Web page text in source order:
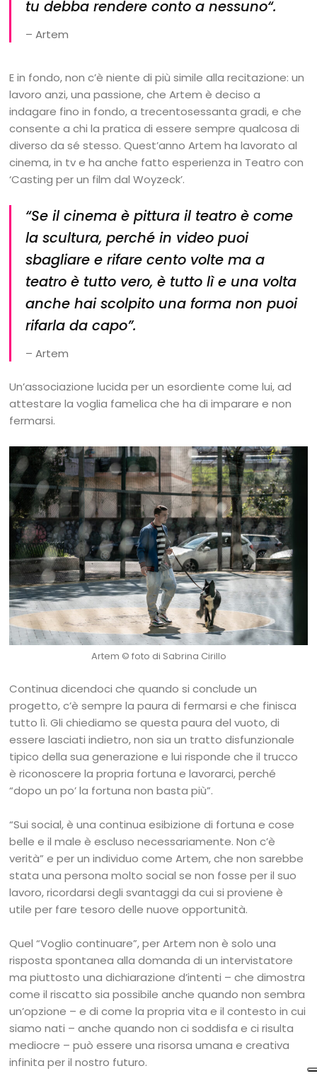
tu debba rendere conto a nessuno“.
– Artem
E in fondo, non c’è niente di più simile alla recitazione: un
lavoro anzi, una passione, che Artem è deciso a
indagare fino in fondo, a trecentosessanta gradi, e che
consente a chi la pratica di essere sempre qualcosa di
diverso da sé stesso. Quest’anno Artem ha lavorato al
cinema, in tv e ha anche fatto esperienza in Teatro con
‘Casting per un film dal Woyzeck’.
“Se il cinema è pittura il teatro è come
la scultura, perché in video puoi
sbagliare e rifare cento volte ma a
teatro è tutto vero, è tutto lì e una volta
anche hai scolpito una forma non puoi
rifarla da capo”.
– Artem
Un’associazione lucida per un esordiente come lui, ad
attestare la voglia famelica che ha di imparare e non
fermarsi.
Artem © foto di Sabrina Cirillo
Continua dicendoci che quando si conclude un
progetto, c’è sempre la paura di fermarsi e che finisca
tutto lì. Gli chiediamo se questa paura del vuoto, di
essere lasciati indietro, non sia un tratto disfunzionale
tipico della sua generazione e lui risponde che il trucco
è riconoscere la propria fortuna e lavorarci, perché
“dopo un po’ la fortuna non basta più”.
“Sui social, è una continua esibizione di fortuna e cose
belle e il male è escluso necessariamente. Non c’è
verità” e per un individuo come Artem, che non sarebbe
stata una persona molto social se non fosse per il suo
lavoro, ricordarsi degli svantaggi da cui si proviene è
utile per fare tesoro delle nuove opportunità.
Quel “Voglio continuare”, per Artem non è solo una
risposta spontanea alla domanda di un intervistatore
ma piuttosto una dichiarazione d’intenti – che dimostra
come il riscatto sia possibile anche quando non sembra
un’opzione – e di come la propria vita e il contesto in cui
siamo nati – anche quando non ci soddisfa e ci risulta
mediocre – può essere una risorsa umana e creativa
infinita per il nostro futuro.